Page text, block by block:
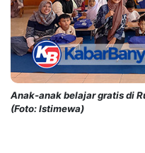
Anak-anak belajar gratis di
(Foto: Istimewa)